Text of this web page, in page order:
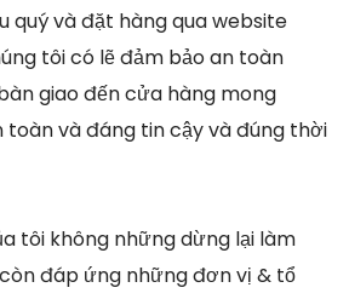
quý và đặt hàng qua website
tôi có lẽ đảm bảo an toàn
giao đến cửa hàng mong
toàn và đáng tin cậy và đúng thời
tôi không những dừng lại làm
đáp ứng những đơn vị & tổ